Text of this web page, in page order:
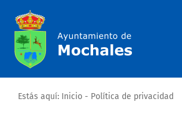
contenido
Estás aquí: Inicio - Política de privacidad